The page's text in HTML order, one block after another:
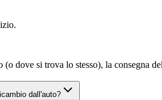
dove si trova lo stesso), la consegna
dall'auto?